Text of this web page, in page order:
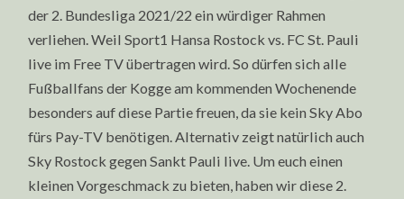
der 2. Bundesliga 2021/22 ein würdiger Rahmen
verliehen. Weil Sport1 Hansa Rostock vs. FC St. Pauli
live im Free TV übertragen wird. So dürfen sich alle
Fußballfans der Kogge am kommenden Wochenende
besonders auf diese Partie freuen, da sie kein Sky Abo
fürs Pay-TV benötigen. Alternativ zeigt natürlich auch
Sky Rostock gegen Sankt Pauli live. Um euch einen
kleinen Vorgeschmack zu bieten, haben wir diese 2.